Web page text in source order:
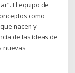
El equipo de
como
nacen y
de las ideas de
nuevas